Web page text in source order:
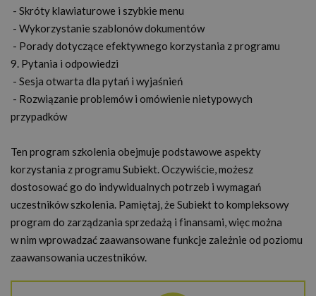
- Skróty klawiaturowe i szybkie menu
- Wykorzystanie szablonów dokumentów
- Porady dotyczące efektywnego korzystania z programu
9. Pytania i odpowiedzi
- Sesja otwarta dla pytań i wyjaśnień
- Rozwiązanie problemów i omówienie nietypowych
przypadków
Ten program szkolenia obejmuje podstawowe aspekty
korzystania z programu Subiekt. Oczywiście, możesz
dostosować go do indywidualnych potrzeb i wymagań
uczestników szkolenia. Pamiętaj, że Subiekt to kompleksowy
program do zarządzania sprzedażą i finansami, więc można
w nim wprowadzać zaawansowane funkcje zależnie od poziomu
zaawansowania uczestników.